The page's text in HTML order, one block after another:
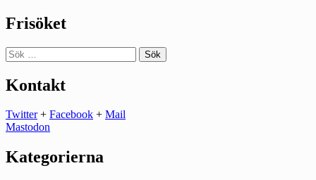
Frisöket
Sök
efter:
Kontakt
Twitter+ Facebook + Mail
Mastodon
Kategorierna